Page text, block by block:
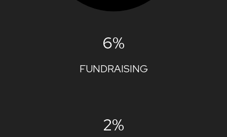
6%
FUNDRAISING
2%